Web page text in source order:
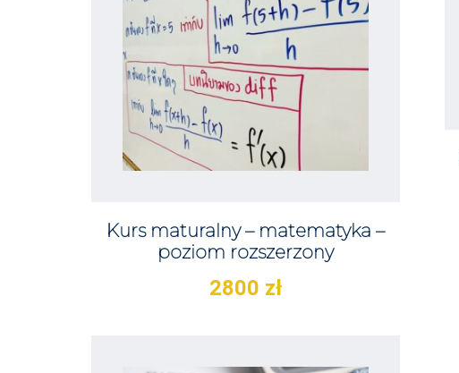
Kurs maturalny – matematyka –
poziom rozszerzony
2800 zł